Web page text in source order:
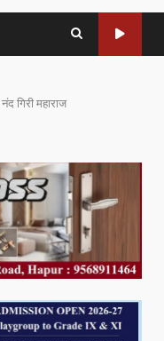
गिरी महाराज